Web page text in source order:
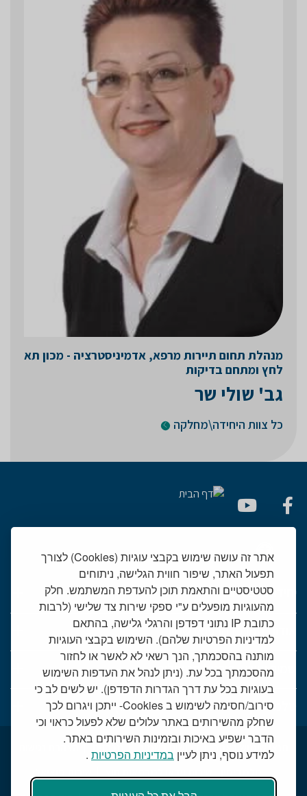
אתר זה עושה שימוש בקבצי עוגיות (Cookies) לצורך
תפעול האתר, שיפור חווית הגלישה, ניתוחים
סטטיסטיים והתאמת תוכן להעדפת המשתמש. חלק
מהעוגיות מופעלים ע"י ספקי שירות צד שלישי (לרבות
כתובת IP נתוני דפדפן והרגלי גלישה, בהתאם
למדיניות הפרטיות שלהם). השימוש בקבצי העוגיות
מותנה בהסכמתך, הנך רשאי לא לאשר או לחזור
מהסכמתך בכל עת. (ניתן לנהל את העדפות השימוש
בעוגיות בכל עת דרך הגדרות הדפדפן). יש לשים לב כי
סירוב/חסימה לשימוש ב Cookies- ייתכן ויגרום לכך
שחלק מהשירותים באתר עלולים שלא לפעול כראוי וכי
הדבר ישפיע באיכות ובזמינות השירותים באתר.
למידע נוסף, ניתן לעיין במדיניות הפרטיות .
מנהלת תחום תיירות מרפא, אדמיניסטרציה - מכון תא
לחץ ומתחם בדיקות
גב' שולי שר
כל צוות היחידה\מחלקה
יחידות רפואיות
אודות המרכז הרפואי שמיר
שמיר אישי - פורטל מטופלים
טלמדיסין - שירות וידאו למרפאות חוץ
תנאי שימוש באתר דרושים בשמיר מכרזים
הצהרת נגישות